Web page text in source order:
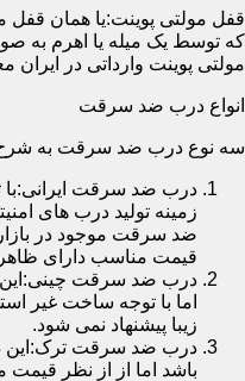
که توسط یک میله یا اهرم به
مولتی پوینت وارداتی در ایران معمولاً دارای ۱۴
انواع درب ضد سرقت
سه نوع درب ضد سرقت به شرح
درب ضد سرقت ایرانی:با
زمینه تولید درب های
ضد سرقت موجود در بازار
قیمت مناسب دارای
درب ضد سرقت چینی:این
اما با توجه ساخت غیر
زیبا پیشنهاد نمی شود.
درب ضد سرقت ترک:این
باشد اما از از نظر